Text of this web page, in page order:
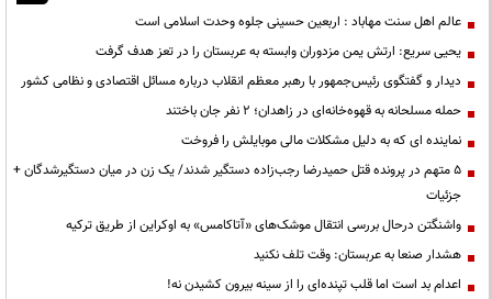
عالم اهل سنت مهاباد : اربعین حسینی جلوه وحدت اسلامی است
یحیی سریع: ارتش یمن مزدوران وابسته به عربستان را در تعز هدف گرفت
دیدار و گفتگوی رئیس‌جمهور با رهبر معظم انقلاب درباره مسائل اقتصادی و نظامی کشور
حمله مسلحانه به قهوه‌خانه‌ای در زاهدان؛ ۲ نفر جان باختند
نماینده ای که به دلیل مشکلات مالی موبایلش را فروخت
۵ متهم در پرونده قتل حمیدرضا رجب‌زاده دستگیر شدند/ یک زن در میان دستگیرشدگان +
جزئیات
واشنگتن درحال بررسی انتقال موشک‌های «آتاکامس» به اوکراین از طریق ترکیه
هشدار صنعا به عربستان: وقت تلف نکنید
اعدام بد است اما قلب تپنده‌ای را از سینه بیرون کشیدن نه!